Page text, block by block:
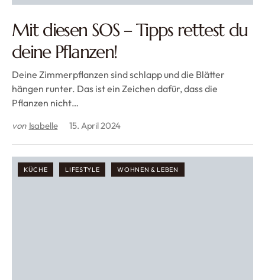
Mit diesen SOS – Tipps rettest du
deine Pflanzen!
Deine Zimmerpflanzen sind schlapp und die Blätter
hängen runter. Das ist ein Zeichen dafür, dass die
Pflanzen nicht…
von Isabelle 15. April 2024
KÜCHE LIFESTYLE WOHNEN & LEBEN